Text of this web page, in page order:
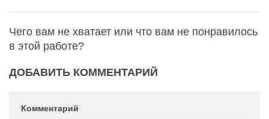
Чего вам не хватает или что вам не понравилось
в этой работе?
ДОБАВИТЬ КОММЕНТАРИЙ
Комментарий